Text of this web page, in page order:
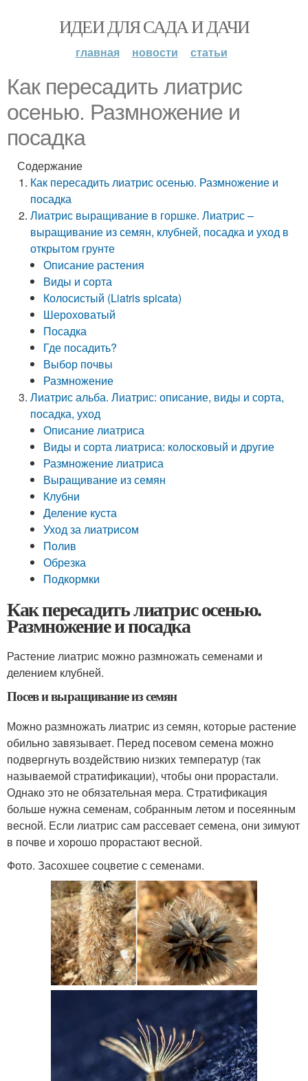
ИДЕИ ДЛЯ САДА И ДАЧИ
главная новости статьи
Как пересадить лиатрис
осенью. Размножение и
посадка
Содержание
Как пересадить лиатрис осенью. Размножение и
посадка
Лиатрис выращивание в горшке. Лиатрис –
выращивание из семян, клубней, посадка и уход в
открытом грунте
Описание растения
Виды и сорта
Колосистый (Liatris spicata)
Шероховатый
Посадка
Где посадить?
Выбор почвы
Размножение
Лиатрис альба. Лиатрис: описание, виды и сорта,
посадка, уход
Описание лиатриса
Виды и сорта лиатриса: колосковый и другие
Размножение лиатриса
Выращивание из семян
Клубни
Деление куста
Уход за лиатрисом
Полив
Обрезка
Подкормки
Как пересадить лиатрис осенью.
Размножение и посадка
Растение лиатрис можно размножать семенами и
делением клубней.
Посев и выращивание из семян
Можно размножать лиатрис из семян, которые растение
обильно завязывает. Перед посевом семена можно
подвергнуть воздействию низких температур (так
называемой стратификации), чтобы они прорастали.
Однако это не обязательная мера. Стратификация
больше нужна семенам, собранным летом и посеянным
весной. Если лиатрис сам рассевает семена, они зимуют
в почве и хорошо прорастают весной.
Фото. Засохшее соцветие с семенами.